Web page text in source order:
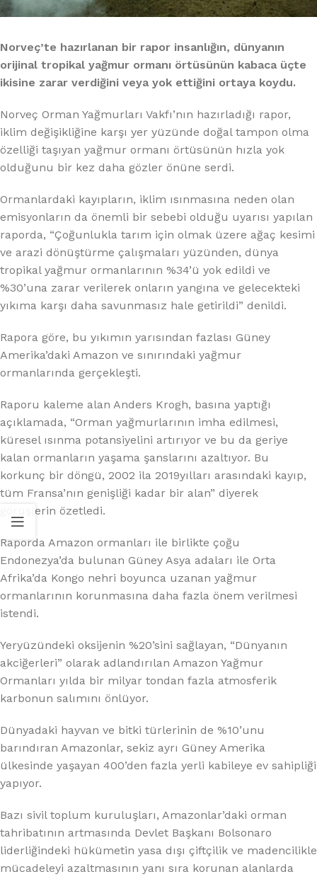
Norveç’te hazırlanan bir rapor insanlığın, dünyanın
orijinal tropikal yağmur ormanı örtüsünün kabaca üçte
ikisine zarar verdiğini veya yok ettiğini ortaya koydu.
Norveç Orman Yağmurları Vakfı’nın hazırladığı rapor,
iklim değişikliğine karşı yer yüzünde doğal tampon olma
özelliği taşıyan yağmur ormanı örtüsünün hızla yok
olduğunu bir kez daha gözler önüne serdi.
Ormanlardaki kayıpların, iklim ısınmasına neden olan
emisyonların da önemli bir sebebi olduğu uyarısı yapılan
raporda, “Çoğunlukla tarım için olmak üzere ağaç kesimi
ve arazi dönüştürme çalışmaları yüzünden, dünya
tropikal yağmur ormanlarının %34’ü yok edildi ve
%30’una zarar verilerek onların yangına ve gelecekteki
yıkıma karşı daha savunmasız hale getirildi” denildi.
Rapora göre, bu yıkımın yarısından fazlası Güney
Amerika’daki Amazon ve sınırındaki yağmur
ormanlarında gerçekleşti.
Raporu kaleme alan Anders Krogh, basına yaptığı
açıklamada, “Orman yağmurlarının imha edilmesi,
küresel ısınma potansiyelini artırıyor ve bu da geriye
kalan ormanların yaşama şanslarını azaltıyor. Bu
korkunç bir döngü, 2002 ila 2019yılları arasındaki kayıp,
tüm Fransa’nın genişliği kadar bir alan” diyerek
görüşlerin özetledi.
Raporda Amazon ormanları ile birlikte çoğu
Endonezya’da bulunan Güney Asya adaları ile Orta
Afrika’da Kongo nehri boyunca uzanan yağmur
ormanlarının korunmasına daha fazla önem verilmesi
istendi.
Yeryüzündeki oksijenin %20’sini sağlayan, “Dünyanın
akciğerleri” olarak adlandırılan Amazon Yağmur
Ormanları yılda bir milyar tondan fazla atmosferik
karbonun salımını önlüyor.
Dünyadaki hayvan ve bitki türlerinin de %10’unu
barındıran Amazonlar, sekiz ayrı Güney Amerika
ülkesinde yaşayan 400’den fazla yerli kabileye ev sahipliği
yapıyor.
Bazı sivil toplum kuruluşları, Amazonlar’daki orman
tahribatının artmasında Devlet Başkanı Bolsonaro
liderliğindeki hükümetin yasa dışı çiftçilik ve madencilikle
mücadeleyi azaltmasının yanı sıra korunan alanlarda